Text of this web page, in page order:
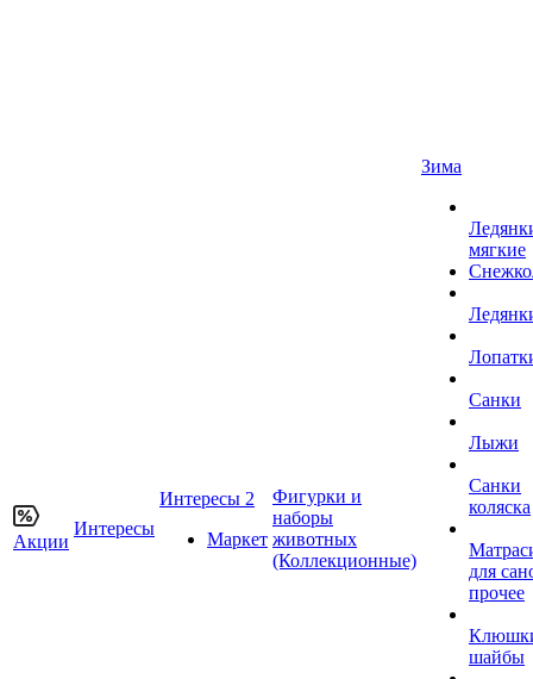
Акции
Интересы
Интересы 2
Маркет
Фигурки и
наборы
животных
(Коллекционные)
Зима
мягкие
Санки
Лыжи
Санки
коляска
для
прочее
шайбы